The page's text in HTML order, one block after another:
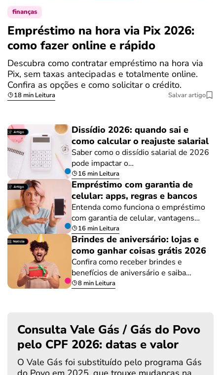
finanças
Empréstimo na hora via Pix 2026:
como fazer online e rápido
Descubra como contratar empréstimo na hora via
Pix, sem taxas antecipadas e totalmente online.
Confira as opções e como solicitar o crédito.
18 min Leitura Salvar artigo
Dissídio 2026: quando sai e
como calcular o reajuste salarial
Saber como o dissídio salarial de 2026
pode impactar o…
16 min Leitura
Empréstimo com garantia de
celular: apps, regras e bancos
Entenda como funciona o empréstimo
com garantia de celular, vantagens…
16 min Leitura
Brindes de aniversário: lojas e
como ganhar coisas grátis 2026
Confira como receber brindes e
benefícios de aniversário e saiba…
8 min Leitura
Consulta Vale Gás / Gás do Povo
pelo CPF 2026: datas e valor
O Vale Gás foi substituído pelo programa Gás